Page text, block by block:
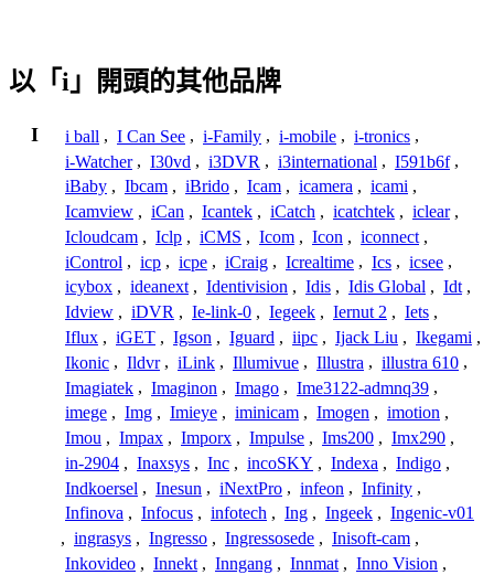
以「i」開頭的其他品牌
I i ball , I Can See , i-Family , i-mobile , i-tronics ,
i-Watcher , I30vd , i3DVR , i3international , I591b6f ,
iBaby , Ibcam , iBrido , Icam , icamera , icami ,
Icamview , iCan , Icantek , iCatch , icatchtek , iclear ,
Icloudcam , Iclp , iCMS , Icom , Icon , iconnect ,
iControl , icp , icpe , iCraig , Icrealtime , Ics , icsee ,
icybox , ideanext , Identivision , Idis , Idis Global , Idt ,
Idview , iDVR , Ie-link-0 , Iegeek , Iernut 2 , Iets ,
Iflux , iGET , Igson , Iguard , iipc , Ijack Liu , Ikegami ,
Ikonic , Ildvr , iLink , Illumivue , Illustra , illustra 610 ,
Imagiatek , Imaginon , Imago , Ime3122-admnq39 ,
imege , Img , Imieye , iminicam , Imogen , imotion ,
Imou , Impax , Imporx , Impulse , Ims200 , Imx290 ,
in-2904 , Inaxsys , Inc , incoSKY , Indexa , Indigo ,
Indkoersel , Inesun , iNextPro , infeon , Infinity ,
Infinova , Infocus , infotech , Ing , Ingeek , Ingenic-v01
, ingrasys , Ingresso , Ingressosede , Inisoft-cam ,
Inkovideo , Innekt , Inngang , Innmat , Inno Vision ,